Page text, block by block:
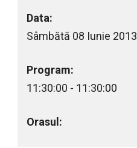
Data:
Sâmbătă 08 Iunie 2013
Program:
11:30:00 - 11:30:00
Orasul: